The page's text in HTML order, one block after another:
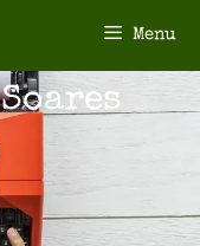
Menu